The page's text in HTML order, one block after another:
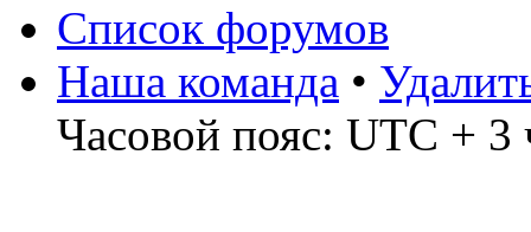
Список форумов
Наша команда •
Часовой пояс: UTC + 3